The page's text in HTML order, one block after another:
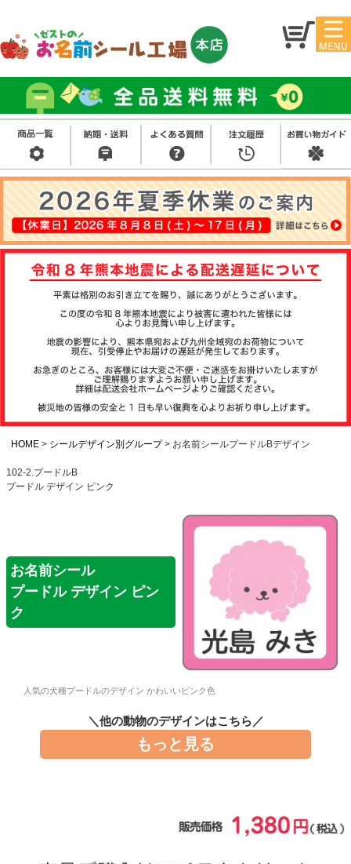
マイ
ジ
お名
前シ
ール
アイ
ロン
シー
ル
お買
い得
セッ
ト
スタ
ンプ
その
他
注文履歴
て
よくある質問
商品ガイド
会社概要
お問い合わせ
会員登録
HOME シールデザイン別グループ お名前シールプードルBデザイン
102-2.プードルB
プードル デザイン ピンク
お名前シール
プードル デザイン ピン
ク
人気の犬種プードルのデザイン かわいいピンク色
＼他の動物のデザインはこちら／
もっと見る